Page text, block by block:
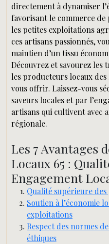
directement à dynamiser
favorisant le commerce
les petites exploitations
ces artisans passionnés,
maintien d’un tissu
Découvrez et savourez les
les producteurs locaux
vous offrir. Laissez-vous
saveurs locales et par
artisans qui cultivent avec
régionale.
Les 7 Avantages
Locaux 65 :
Engagement
Qualité supérieure
Soutien à l’économie
exploitations
Respect des normes
éthiques